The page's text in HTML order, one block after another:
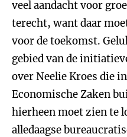
veel aandacht voor
terecht, want daar
voor de toekomst.
gebied van de
over Neelie Kroes die
Economische Zaken
hierheen moet zien te
alledaagse